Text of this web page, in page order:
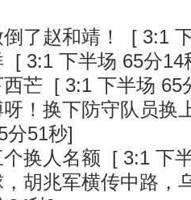
了赵和靖！
[ 3:1
[ 3:1 下半场 65分14
芒 [ 3:1 下半场 65
！换下防守队员换
分51秒]
换人名额 [ 3:1 下
胡兆军横传中路，